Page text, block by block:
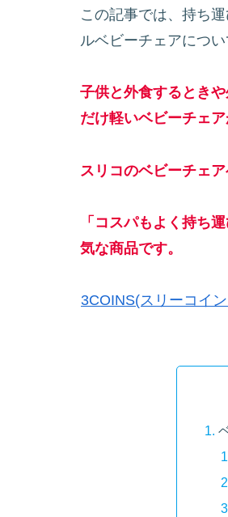
この記事では、持ち
ルベビーチェアについ
子供と外食するとき
だけ軽いベビーチェア
スリコのベビーチェ
「コスパもよく持ち
気な商品です。
3COINS(スリーコイ